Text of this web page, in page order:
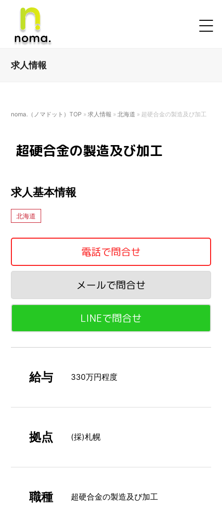
求人情報
noma.（ノマドット）TOP »求人情報 »北海道 » 超硬合金の製造及び加工
超硬合金の製造及び加工
求人基本情報
北海道
電話で問合せ
メールで問合せ
LINEで問合せ
給与 330万円程度
拠点 (採)札幌
職種 超硬合金の製造及び加工